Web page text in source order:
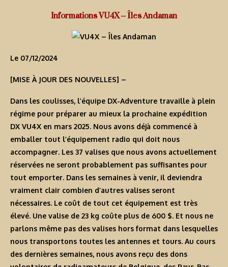
Informations VU4X – Îles Andaman
Le 07/12/2024
[MISE À JOUR DES NOUVELLES] –
Dans les coulisses, l’équipe DX-Adventure travaille à plein
régime pour préparer au mieux la prochaine expédition
DX VU4X en mars 2025. Nous avons déjà commencé à
emballer tout l’équipement radio qui doit nous
accompagner. Les 37 valises que nous avons actuellement
réservées ne seront probablement pas suffisantes pour
tout emporter. Dans les semaines à venir, il deviendra
vraiment clair combien d’autres valises seront
nécessaires. Le coût de tout cet équipement est très
élevé. Une valise de 23 kg coûte plus de 600 $. Et nous ne
parlons même pas des valises hors format dans lesquelles
nous transportons toutes les antennes et tours. Au cours
des dernières semaines, nous avons reçu des dons